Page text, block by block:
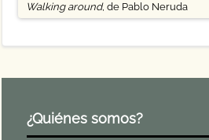
Walking around, de Pablo Neruda
¿Quiénes somos?